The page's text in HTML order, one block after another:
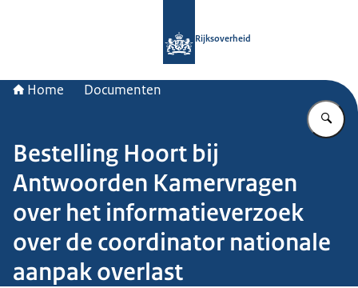
Rijksoverheid
Home Documenten
Bestelling Hoort bij
Antwoorden Kamervragen
over het informatieverzoek
over de coordinator nationale
aanpak overlast